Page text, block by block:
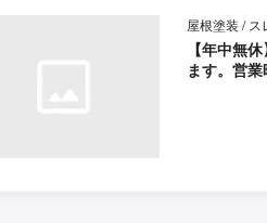
屋根塗装 / ス
【年中無
ます。営